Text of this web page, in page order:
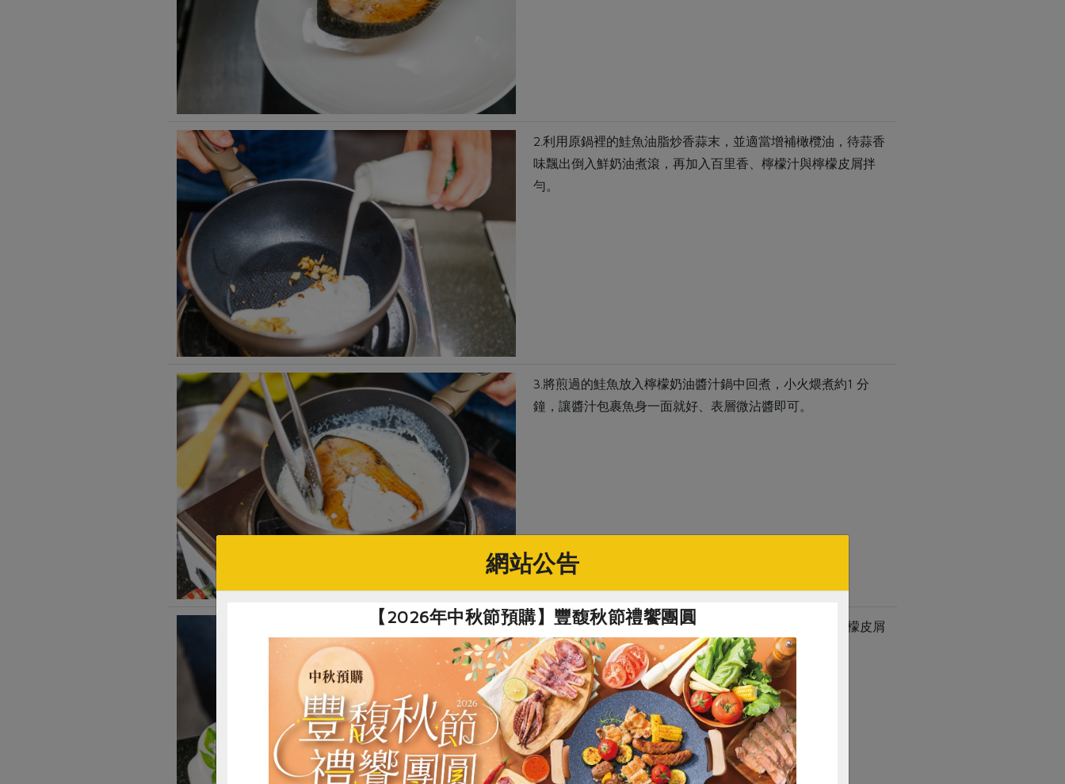
2.利用原鍋裡的鮭魚油脂炒香蒜末，並適當增補橄欖油，待蒜香
味飄出倒入鮮奶油煮滾，再加入百里香、檸檬汁與檸檬皮屑拌
勻。
3.將煎過的鮭魚放入檸檬奶油醬汁鍋中回煮，小火煨煮約1 分
鐘，讓醬汁包裹魚身一面就好、表層微沾醬即可。
4.取出檸檬奶油鮭魚裝盤，最後灑上黑胡椒，再磨一點檸檬皮屑
即可。
網站公告
【2026年中秋節預購】豐馥秋節禮饗團圓